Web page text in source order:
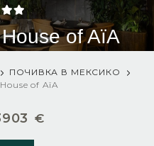
of AïA
ПОЧИВКА В МЕКСИКО
of AïA
€